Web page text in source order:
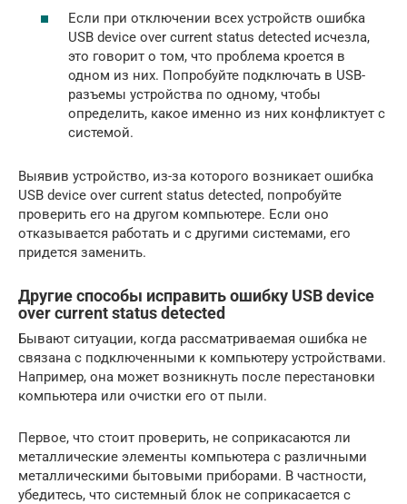
Если при отключении всех устройств ошибка
USB device over current status detected исчезла,
это говорит о том, что проблема кроется в
одном из них. Попробуйте подключать в USB-
разъемы устройства по одному, чтобы
определить, какое именно из них конфликтует с
системой.
Выявив устройство, из-за которого возникает ошибка
USB device over current status detected, попробуйте
проверить его на другом компьютере. Если оно
отказывается работать и с другими системами, его
придется заменить.
Другие способы исправить ошибку USB device
over current status detected
Бывают ситуации, когда рассматриваемая ошибка не
связана с подключенными к компьютеру устройствами.
Например, она может возникнуть после перестановки
компьютера или очистки его от пыли.
Первое, что стоит проверить, не соприкасаются ли
металлические элементы компьютера с различными
металлическими бытовыми приборами. В частности,
убедитесь, что системный блок не соприкасается с